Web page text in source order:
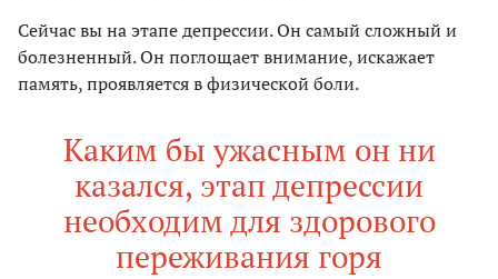
Сейчас вы на этапе депрессии. Он самый сложный и
болезненный. Он поглощает внимание, искажает
память, проявляется в физической боли.
Каким бы ужасным он ни
казался, этап депрессии
необходим для здорового
переживания горя